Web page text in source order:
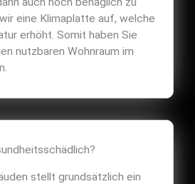
eine Klimaplatte auf, welche
erhöht. Somit haben Sie
nutzbaren Wohnraum im
stellt grundsätzlich ein